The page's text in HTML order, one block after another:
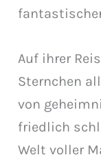
Auf ihrer
Sternchen
von
friedlich
Welt voller